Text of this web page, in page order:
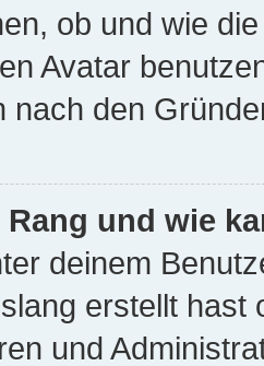
ob und wie
Avatar
nach den
Rang und wie
deinem
erstellt
und